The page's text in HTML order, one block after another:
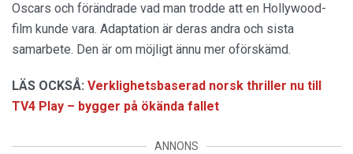
Oscars och förändrade vad man trodde att en Hollywood-
film kunde vara. Adaptation är deras andra och sista
samarbete. Den är om möjligt ännu mer oförskämd.
LÄS OCKSÅ: Verklighetsbaserad norsk thriller nu till
TV4 Play – bygger på ökända fallet
ANNONS